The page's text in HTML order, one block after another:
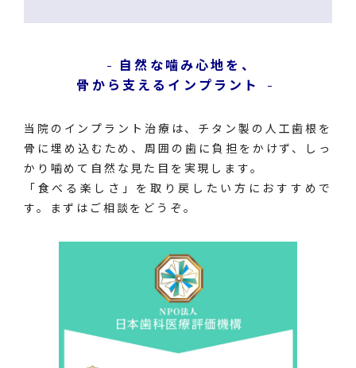
自然な噛み心地を、
骨から支えるインプラント
当院のインプラント治療は、チタン製の人工歯根を
骨に埋め込むため、周囲の歯に負担をかけず、しっ
かり噛めて自然な見た目を実現します。
「食べる楽しさ」を取り戻したい方におすすめで
す。まずはご相談をどうぞ。